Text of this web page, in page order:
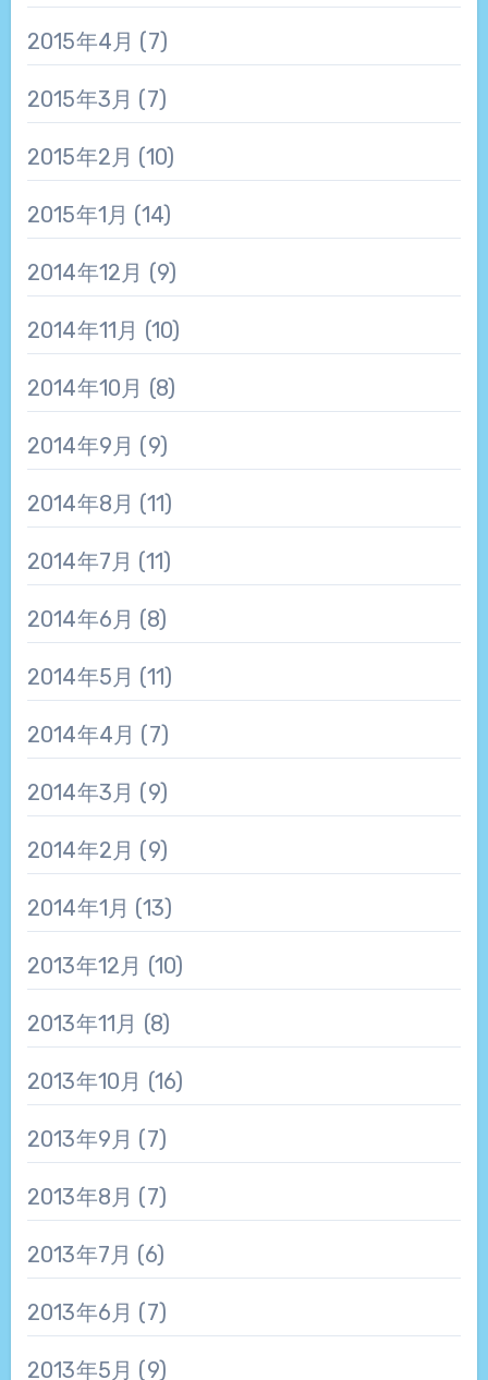
2015年4月 (7)
2015年3月 (7)
2015年2月 (10)
2015年1月 (14)
2014年12月 (9)
2014年11月 (10)
2014年10月 (8)
2014年9月 (9)
2014年8月 (11)
2014年7月 (11)
2014年6月 (8)
2014年5月 (11)
2014年4月 (7)
2014年3月 (9)
2014年2月 (9)
2014年1月 (13)
2013年12月 (10)
2013年11月 (8)
2013年10月 (16)
2013年9月 (7)
2013年8月 (7)
2013年7月 (6)
2013年6月 (7)
2013年5月 (9)